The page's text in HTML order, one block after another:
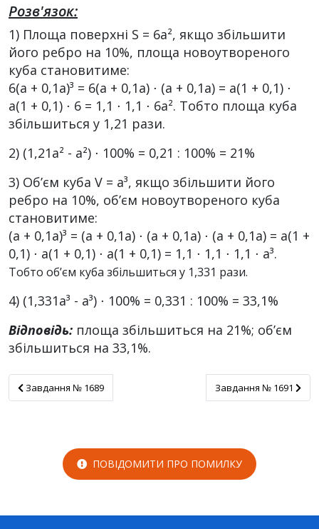
Розв'язок:
1) Площа поверхні S = 6а², якщо збільшити
його ребро на 10%, площа новоутвореного
куба становитиме:
6(а + 0,1а)³ = 6(а + 0,1а) ⋅ (а + 0,1а) = а(1 + 0,1) ⋅
а(1 + 0,1) ⋅ 6 = 1,1 ⋅ 1,1 ⋅ 6а². Тобто площа куба
збільшиться у 1,21 рази.
2) (1,21а² - а²) ⋅ 100% = 0,21 : 100% = 21%
3) Об’єм куба V = а³, якщо збільшити його
ребро на 10%, об’єм новоутвореного куба
становитиме:
(а + 0,1а)³ = (а + 0,1а) ⋅ (а + 0,1а) ⋅ (а + 0,1а) = а(1 +
0,1) ⋅ а(1 + 0,1) ⋅ а(1 + 0,1) = 1,1 ⋅ 1,1 ⋅ 1,1 ⋅ а³.
Тобто об’єм куба збільшиться у 1,331 рази.
4) (1,331а³ - а³) ⋅ 100% = 0,331 : 100% = 33,1%
Відповідь: площа збільшиться на 21%; об’єм
збільшиться на 33,1%.
Завдання № 1689
Завдання № 1689 Завдання № 1691
Завдання № 1691
ПОВІДОМИТИ ПРО ПОМИЛКУ